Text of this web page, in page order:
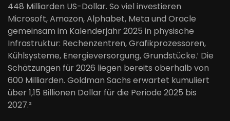
448 Milliarden US-Dollar. So viel investieren
Microsoft, Amazon, Alphabet, Meta und Oracle
gemeinsam im Kalenderjahr 2025 in physische
Infrastruktur: Rechenzentren, Grafikprozessoren,
Kühlsysteme, Energieversorgung, Grundstücke.¹ Die
Schätzungen für 2026 liegen bereits oberhalb von
600 Milliarden. Goldman Sachs erwartet kumuliert
über 1,15 Billionen Dollar für die Periode 2025 bis
2027.²